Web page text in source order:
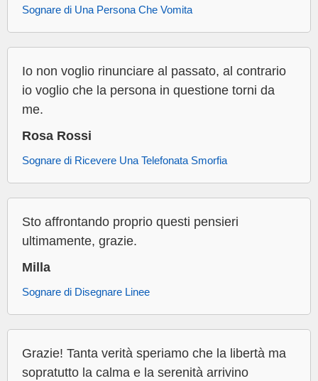
Sognare di Una Persona Che Vomita
Io non voglio rinunciare al passato, al contrario
io voglio che la persona in questione torni da
me.
Rosa Rossi
Sognare di Ricevere Una Telefonata Smorfia
Sto affrontando proprio questi pensieri
ultimamente, grazie.
Milla
Sognare di Disegnare Linee
Grazie! Tanta verità speriamo che la libertà ma
sopratutto la calma e la serenità arrivino